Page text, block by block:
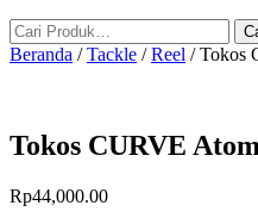
Beranda /Tackle /Reel / Tokos
Tokos CURVE
Rp44,000.00